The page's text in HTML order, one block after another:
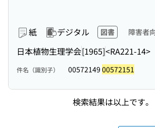
紙 デジタル 図書 障害者
日本植物生理学会[1965]<RA221-14>
件名（識別子） 00572149 00572151
検索結果は以上です。